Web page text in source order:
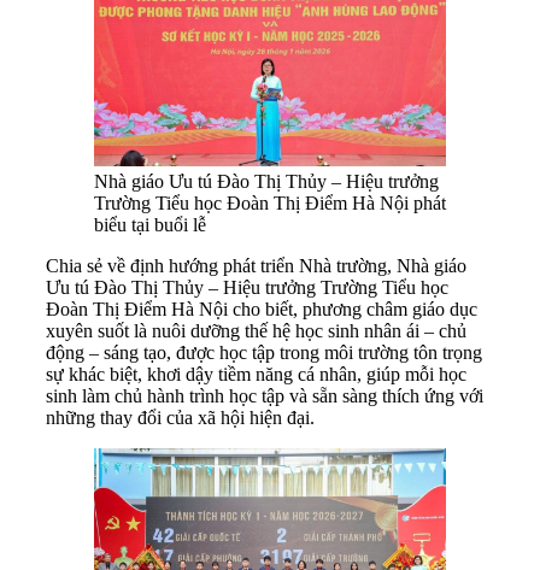
Nhà giáo Ưu tú Đào Thị Thủy – Hiệu trưởng
Trường Tiểu học Đoàn Thị Điểm Hà Nội phát
biểu tại buổi lễ
Chia sẻ về định hướng phát triển Nhà trường, Nhà giáo
Ưu tú Đào Thị Thủy – Hiệu trưởng Trường Tiểu học
Đoàn Thị Điểm Hà Nội cho biết, phương châm giáo dục
xuyên suốt là nuôi dưỡng thế hệ học sinh nhân ái – chủ
động – sáng tạo, được học tập trong môi trường tôn trọng
sự khác biệt, khơi dậy tiềm năng cá nhân, giúp mỗi học
sinh làm chủ hành trình học tập và sẵn sàng thích ứng với
những thay đổi của xã hội hiện đại.